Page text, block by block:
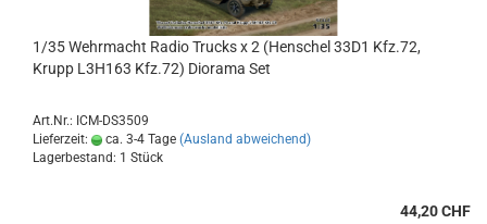
1/35 Wehrmacht Radio Trucks x 2 (Henschel 33D1 Kfz.72,
Krupp L3H163 Kfz.72) Diorama Set
Art.Nr.: ICM-DS3509
Lieferzeit:
ca. 3-4 Tage (Ausland abweichend)
Lagerbestand: 1 Stück
44,20 CHF